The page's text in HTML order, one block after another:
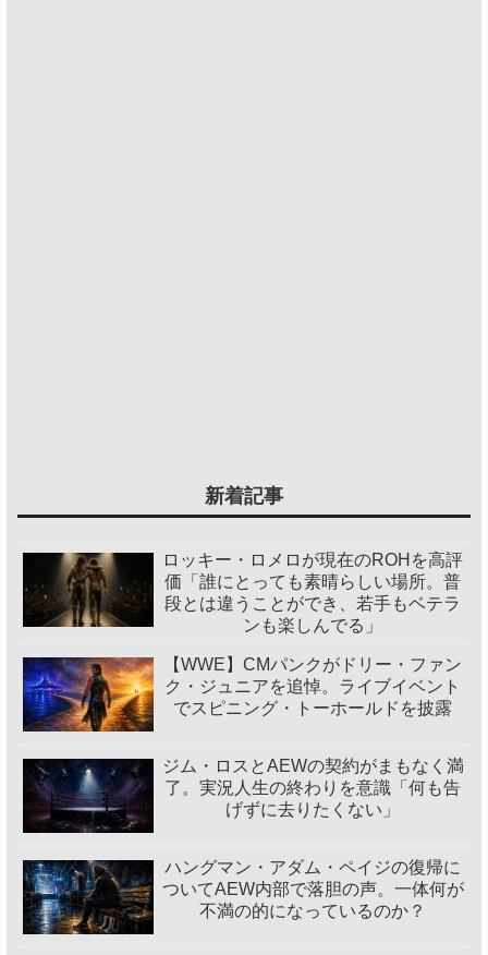
新着記事
ロッキー・ロメロが現在のROHを高評
価「誰にとっても素晴らしい場所。普
段とは違うことができ、若手もベテラ
ンも楽しんでる」
【WWE】CMパンクがドリー・ファン
ク・ジュニアを追悼。ライブイベント
でスピニング・トーホールドを披露
ジム・ロスとAEWの契約がまもなく満
了。実況人生の終わりを意識「何も告
げずに去りたくない」
ハングマン・アダム・ペイジの復帰に
ついてAEW内部で落胆の声。一体何が
不満の的になっているのか？